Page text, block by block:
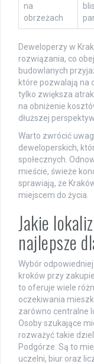
na
obrzeżach
Deweloperzy w
rozwiązania, co
budowlanych
które pozwalają na
tylko zwiększa
na obniżenie
dłuższej
Warto zwrócić
deweloperskich,
społecznych.
mieście, świeże
sprawiają, że
miejscem do życia.
Jakie
najlepsze
Wybór
kroków przy
to oferuje wiele
oczekiwania
zarówno centralne
Osoby szukające
rozważyć takie
Podgórze. Są to
uczelni, biur oraz